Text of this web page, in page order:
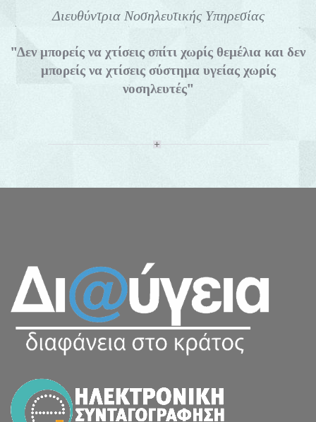
Διευθύντρια Νοσηλευτικής Υπηρεσίας
"Δεν μπορείς να χτίσεις σπίτι χωρίς θεμέλια και δεν
μπορείς να χτίσεις σύστημα υγείας χωρίς
νοσηλευτές"